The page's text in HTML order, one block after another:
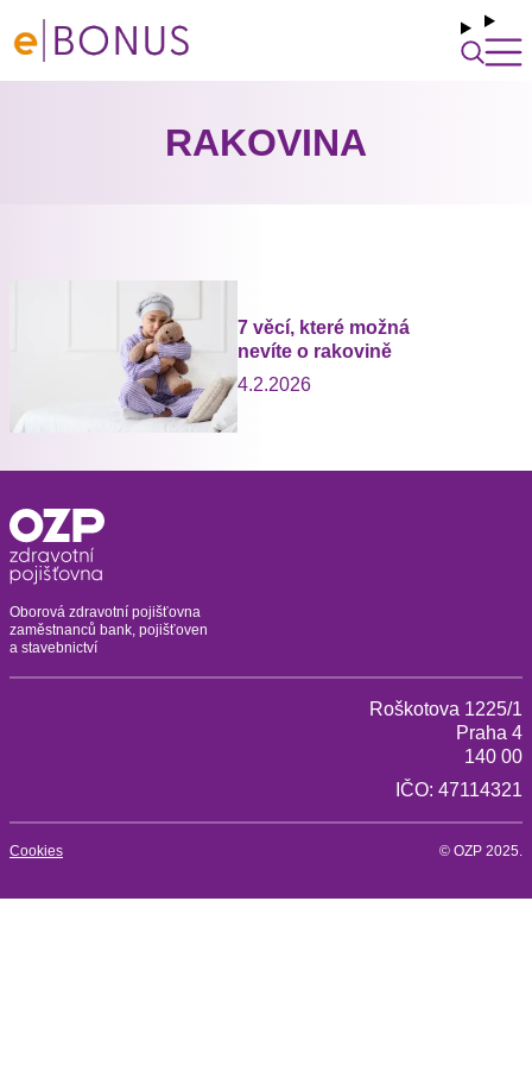
RAKOVINA
7 věcí, které možná
nevíte o rakovině
4.2.2026
Oborová zdravotní pojišťovna
zaměstnanců bank, pojišťoven
a stavebnictví
Roškotova 1225/1
Praha 4
140 00
IČO: 47114321
Cookies © OZP 2025.